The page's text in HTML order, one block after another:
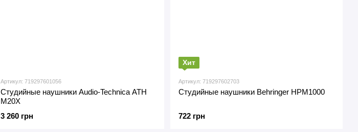
Артикул: 719297601056
Студийные наушники Audio-Technica ATH
M20X
3 260 грн
Хит
Артикул: 719297602703
Студийные наушники Behringer HPM1000
722 грн